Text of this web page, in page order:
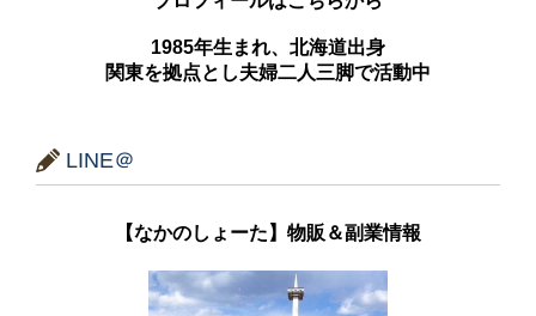
1985年生まれ、北海道出身
関東を拠点とし夫婦二人三脚で活動中
LINE＠
【なかのしょーた】物販＆副業情報